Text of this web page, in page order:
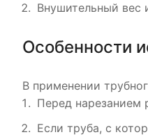
Внушительный вес
Особенности
В применении
Перед нарезанием
Если труба, с